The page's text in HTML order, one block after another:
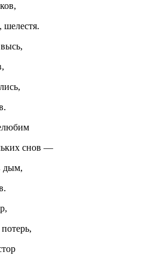
шелестя.
снов —
дым,